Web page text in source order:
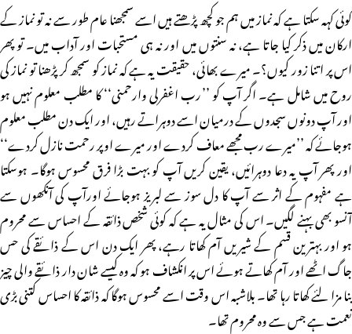
کوئی کہہ سکتا ہے کہ نماز میں ہم جو کچھ پڑھتے ہیں اسے سمجھنا عام طور سے نہ تو نماز کے
ارکان میں ذکر کیا جاتا ہے، نہ سنتوں میں اور نہ ہی مستحبات اور آداب میں۔ تو پھر
اس پر اتنا زور کیوں؟۔ میرے بھائی، حقیقت یہ ہے کہ نماز کو سمجھ کر پڑھنا تو نماز کی
روح میں شامل ہے۔ اگر آپ کو ’’رب اغفرلی وارحمنی‘‘ کا مطلب معلوم نہیں ہو
اور آپ دونوں سجدوں کے درمیان اسے دوہراتے رہیں، اور ایک دن مطلب معلوم
ہوجائے کہ ’’میرے رب مجھے معاف کردے اور میرے اوپر رحمت نازل کردے‘‘
اور پھر آپ یہ دعا دوہرائیں، یقین کریں آپ کو بہت بڑا فرق محسوس ہوگا۔ ہوسکتا
ہے مفہوم کے اثر سے آپ کا دل سوز سے لبریز ہوجائے اورآپ کی آنکھوں سے
آنسو بھی بہنے لگیں۔ اس کی مثال یہ ہے کہ کوئی شخص ذائقہ کے احساس سے محروم
ہو اور بہترین قسم کے شیریں آم کھاتا رہے، پھر ایک دن اس کے ذائقے کی حس
جاگ اٹھے اور آم کھاتے ہوئے اس پر انکشاف ہو کہ وہ کیسے شان دار ذائقے والی چیز
بنا مزا لئے کھاتا رہا تھا۔ بلاشبہ اس وقت اسے محسوس ہوگا کہ ذائقہ کا احساس کتنی بڑی
نعمت ہے جس سے وہ محروم تھا۔